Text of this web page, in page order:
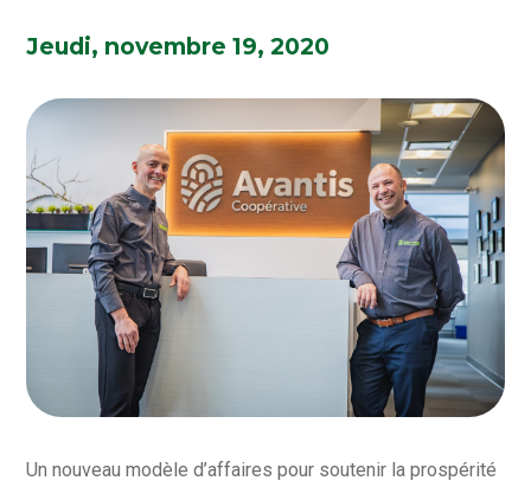
Jeudi, novembre 19, 2020
Un nouveau modèle d’affaires pour soutenir la prospérité